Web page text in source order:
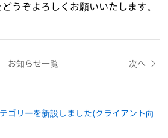
うぞよろしくお願いいたします。
お知らせ一覧 次へ
ゴリーを新設しました(クライアント向